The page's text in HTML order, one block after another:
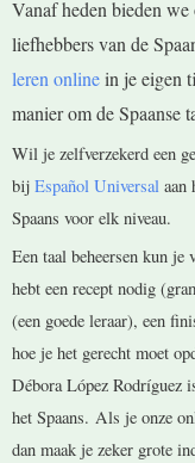
Vanafheden bieden we
liefhebbers van de
leren onlinein je eigen
manier om de Spaanse
Wil je zelfverzekerd een
bij Español Universal aan
Spaans voor elk niveau.
Een taal beheersen kun je
hebt een recept nodig
(een goede leraar), een
hoe je het gerecht moet
Débora López Rodríguez
het Spaans. Als je onze
dan maak je zeker grote